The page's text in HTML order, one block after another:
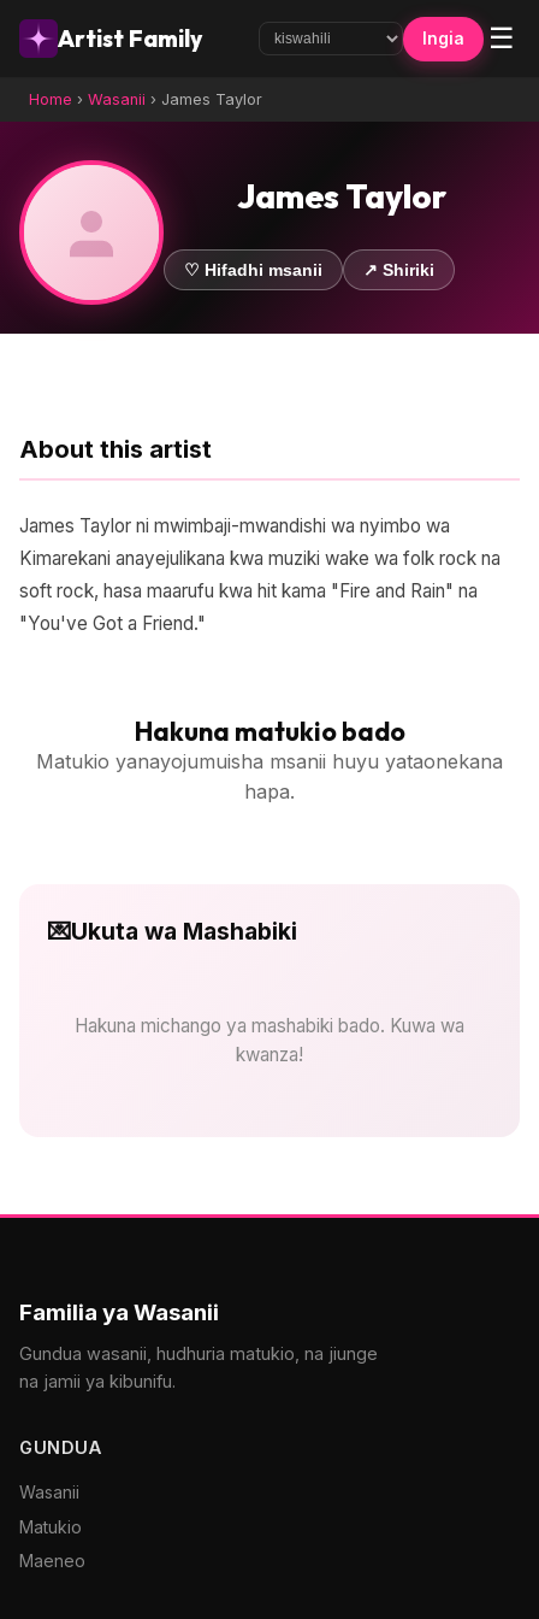
Artist Family Ingia ☰
Home › Wasanii › James Taylor
James Taylor
♡ Hifadhi msanii ↗ Shiriki
About this artist
James Taylor ni mwimbaji-mwandishi wa nyimbo wa
Kimarekani anayejulikana kwa muziki wake wa folk rock na
soft rock, hasa maarufu kwa hit kama "Fire and Rain" na
"You've Got a Friend."
Hakuna matukio bado
Matukio yanayojumuisha msanii huyu yataonekana
hapa.
💌Ukuta wa Mashabiki
Hakuna michango ya mashabiki bado. Kuwa wa
kwanza!
Familia ya Wasanii
Gundua wasanii, hudhuria matukio, na jiunge
na jamii ya kibunifu.
GUNDUA
Wasanii
Matukio
Maeneo